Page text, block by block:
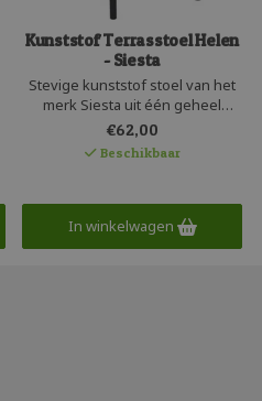
Kunststof Terrasstoel Helen
- Siesta
Stevige kunststof stoel van het
merk Siesta uit één geheel
geproduceerd. Deze hippe
terrasstoel is recyclebaar en
makkelijk stapelbaar. De Helen
voordelen van kunststof; is
geluidsarm, licht en zeer
€62,00
Beschikbaar
In winkelwagen